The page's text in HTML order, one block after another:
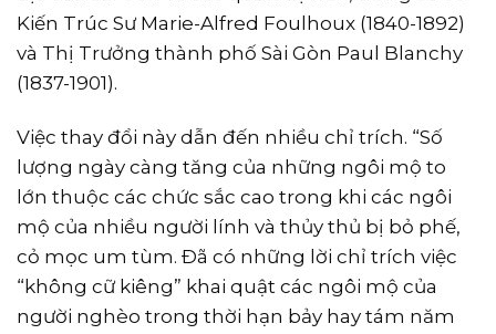
Kiến Trúc Sư Marie-Alfred Foulhoux (1840-1892)
và Thị Trưởng thành phố Sài Gòn Paul Blanchy
(1837-1901).
Việc thay đổi này dẫn đến nhiều chỉ trích. “Số
lượng ngày càng tăng của những ngôi mộ to
lớn thuộc các chức sắc cao trong khi các ngôi
mộ của nhiều người lính và thủy thủ bị bỏ phế,
cỏ mọc um tùm. Ðã có những lời chỉ trích việc
“không cữ kiêng” khai quật các ngôi mộ của
người nghèo trong thời hạn bảy hay tám năm